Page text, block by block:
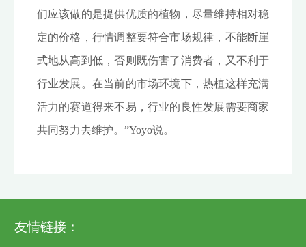
们应该做的是提供优质的植物，尽量维持相对稳
定的价格，行情调整要符合市场规律，不能断崖
式地从高到低，否则既伤害了消费者，又不利于
行业发展。在当前的市场环境下，热植这样充满
活力的赛道得来不易，行业的良性发展需要商家
共同努力去维护。”Yoyo说。
友情链接：